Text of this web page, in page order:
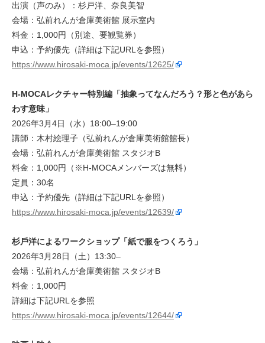
出演（声のみ）：杉戸洋、奈良美智
会場：弘前れんが倉庫美術館 展示室内
料金：1,000円（別途、要観覧券）
申込：予約優先（詳細は下記URLを参照）
https://www.hirosaki-moca.jp/events/12625/
H-MOCAレクチャー特別編「抽象ってなんだろう？形と⾊があら
わす意味」
2026年3月4日（水）18:00–19:00
講師：木村絵理子（弘前れんが倉庫美術館館長）
会場：弘前れんが倉庫美術館 スタジオB
料金：1,000円（※H-MOCAメンバーズは無料）
定員：30名
申込：予約優先（詳細は下記URLを参照）
https://www.hirosaki-moca.jp/events/12639/
杉⼾洋によるワークショップ「紙で服をつくろう」
2026年3月28日（土）13:30–
会場：弘前れんが倉庫美術館 スタジオB
料金：1,000円
詳細は下記URLを参照
https://www.hirosaki-moca.jp/events/12644/